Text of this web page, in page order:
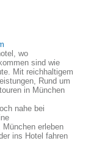
wo
sind wie
Mit reichhaltigem
Rund um
in München
nahe bei
erleben
ins Hotel fahren